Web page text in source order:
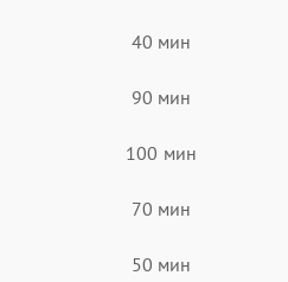
40 мин
90 мин
100 мин
70 мин
50 мин